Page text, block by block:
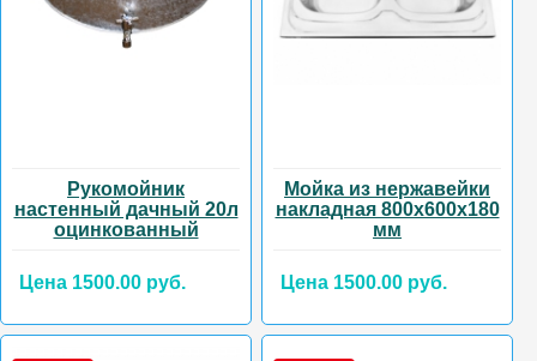
Рукомойник
настенный дачный 20л
оцинкованный
Цена 1500.00 руб.
Мойка из нержавейки
накладная 800х600х180
мм
Цена 1500.00 руб.